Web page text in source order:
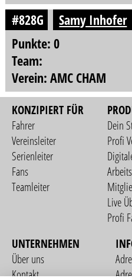
#828G
Samy Inhofer
Punkte: 0
Team:
Verein: AMC CHAM
KONZIPIERT FÜR
Fahrer
Vereinsleiter
Serienleiter
Fans
Teamleiter
Dein
Profi
Live
Profi
UNTERNEHMEN
Über uns
Kontakt